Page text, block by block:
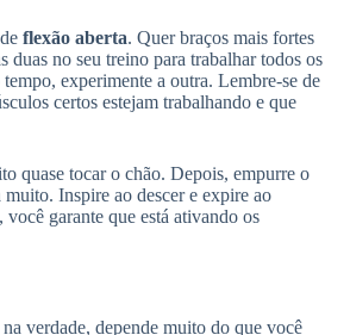
flexão aberta. Quer braços mais fortes
duas no seu treino para trabalhar todos os
experimente a outra. Lembre-se de
certos estejam trabalhando e que
quase tocar o chão. Depois, empurre o
Inspire ao descer e expire ao
garante que está ativando os
verdade, depende muito do que você